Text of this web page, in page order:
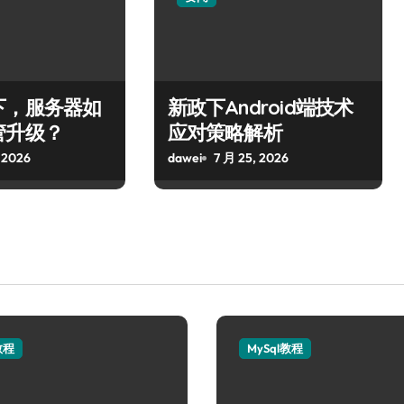
服务器如
级？
2026
新政下Android端技术
应对策略解析
dawei 7 月 25, 2026
程 MySql教程